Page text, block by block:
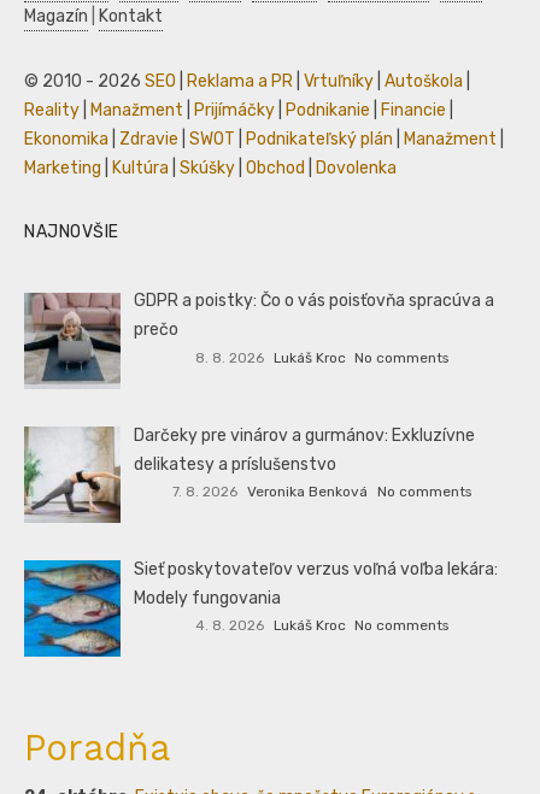
Magazín
Kontakt
© 2010 - 2026 SEO Reklama a PR Vrtuľníky Autoškola
Reality
Manažment Prijímáčky Podnikanie Financie
Ekonomika
Zdravie SWOT Podnikateľský plán Manažment
Marketing
Kultúra Skúšky Obchod Dovolenka
NAJNOVŠIE
GDPR a poistky: Čo o vás poisťovňa spracúva a
prečo
8. 8. 2026 Lukáš Kroc No comments
Darčeky pre vinárov a gurmánov: Exkluzívne
delikatesy a príslušenstvo
7. 8. 2026 Veronika Benková No comments
Sieť poskytovateľov verzus voľná voľba lekára:
Modely fungovania
4. 8. 2026 Lukáš Kroc No comments
Poradňa